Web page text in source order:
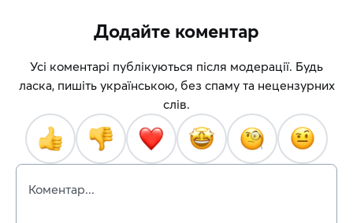
Додайте коментар
Усі коментарі публікуються після модерації. Будь
ласка, пишіть українською, без спаму та нецензурних
слів.
Коментар...